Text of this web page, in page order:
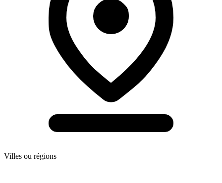
Villes ou régions